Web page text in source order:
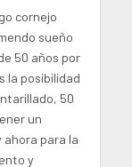
cornejo
sueño
50 años por
la posibilidad
50
un
para la
y